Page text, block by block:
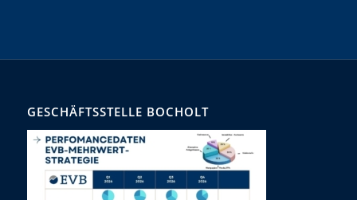
GESCHÄFTSSTELLE BOCHOLT